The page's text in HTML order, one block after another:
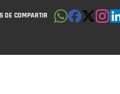
DE COMPARTIR